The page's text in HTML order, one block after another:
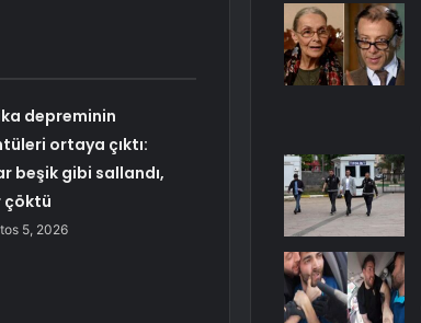
depreminin
ortaya çıktı:
beşik gibi sallandı,
çöktü
5, 2026